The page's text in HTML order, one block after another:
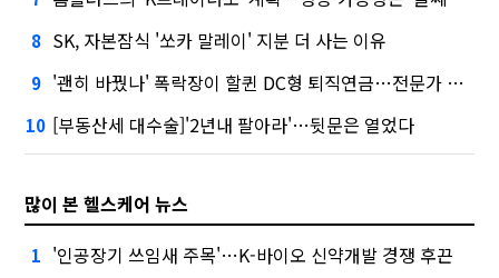
8 SK, 자본잠식 '쏘카 말레이' 지분 더 사는 이유
9 '괜히 바꿨나' 폭락장이 할퀸 DC형 퇴직연금…전문가 조언은
10 [부동산세 대수술]'2년내 팔아라'…뒷문은 열었다
많이 본 헬스케어 뉴스
1 '인공장기 쓰임새 주목'…K-바이오 신약개발 경쟁 후끈